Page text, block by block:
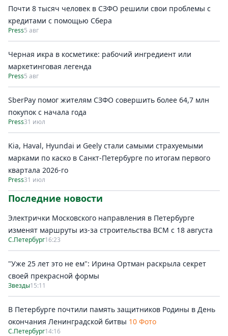
Почти 8 тысяч человек в СЗФО решили свои проблемы с
кредитами с помощью Сбера
Press5 авг
Черная икра в косметике: рабочий ингредиент или
маркетинговая легенда
Press5 авг
SberPay помог жителям СЗФО совершить более 64,7 млн
покупок c начала года
Press31 июл
Kia, Haval, Hyundai и Geely стали самыми страхуемыми
марками по каско в Санкт-Петербурге по итогам первого
квартала 2026-го
Press31 июл
Последние новости
Электрички Московского направления в Петербурге
изменят маршруты из-за строительства ВСМ с 18 августа
С.Петербург16:23
"Уже 25 лет это не ем": Ирина Ортман раскрыла секрет
своей прекрасной формы
Звезды15:11
В Петербурге почтили память защитников Родины в День
окончания Ленинградской битвы 10 Фото
С.Петербург14:16